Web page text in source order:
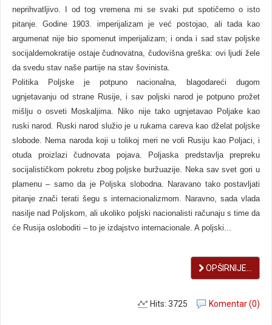
neprihvatljivo. I od tog vremena mi se svaki put spotičemo o isto
pitanje. Godine 1903. imperijalizam je već postojao, ali tada kao
argumenat nije bio spomenut imperijalizam; i onda i sad stav poljske
socijaldemokratije ostaje čudnovatna, čudovišna greška: ovi ljudi žele
da svedu stav naše partije na stav šovinista.
Politika Poljske je potpuno nacionalna, blagodareći dugom
ugnjetavanju od strane Rusije, i sav poljski narod je potpuno prožet
mišlju o osveti Moskaljima. Niko nije tako ugnjetavao Poljake kao
ruski narod. Ruski narod služio je u rukama careva kao dželat poljske
slobode. Nema naroda koji u tolikoj meri ne voli Rusiju kao Poljaci, i
otuda proizlazi čudnovata pojava. Poljaska predstavlja prepreku
socijalističkom pokretu zbog poljske buržuazije. Neka sav svet gori u
plamenu – samo da je Poljska slobodna. Naravano tako postavljati
pitanje znači terati šegu s internacionalizmom. Naravno, sada vlada
nasilje nad Poljskom, ali ukoliko poljski nacionalisti računaju s time da
će Rusija osloboditi – to je izdajstvo internacionale. A poljski...
OPŠIRNIJE...
Komentar (0)
Hits: 3725